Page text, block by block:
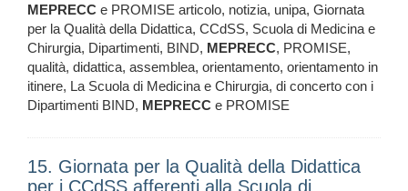
MEPRECC e PROMISE articolo, notizia, unipa, Giornata
per la Qualità della Didattica, CCdSS, Scuola di Medicina e
Chirurgia, Dipartimenti, BIND, MEPRECC, PROMISE,
qualità, didattica, assemblea, orientamento, orientamento in
itinere, La Scuola di Medicina e Chirurgia, di concerto con i
Dipartimenti BIND, MEPRECC e PROMISE
15. Giornata per la Qualità della Didattica
per i CCdSS afferenti alla Scuola di